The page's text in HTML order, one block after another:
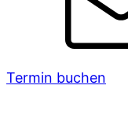
Termin buchen